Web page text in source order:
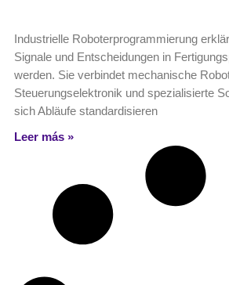
Industrielle Roboterprogrammierung
Signale und Entscheidungen in
werden. Sie verbindet mechanische
Steuerungselektronik und spezialisierte
sich Abläufe standardisieren
Leer más »